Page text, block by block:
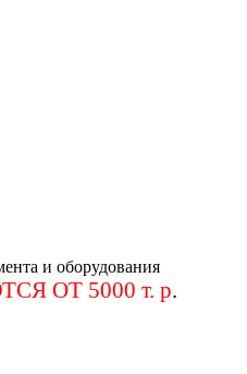
и оборудования
ОТ 5000 т. р.